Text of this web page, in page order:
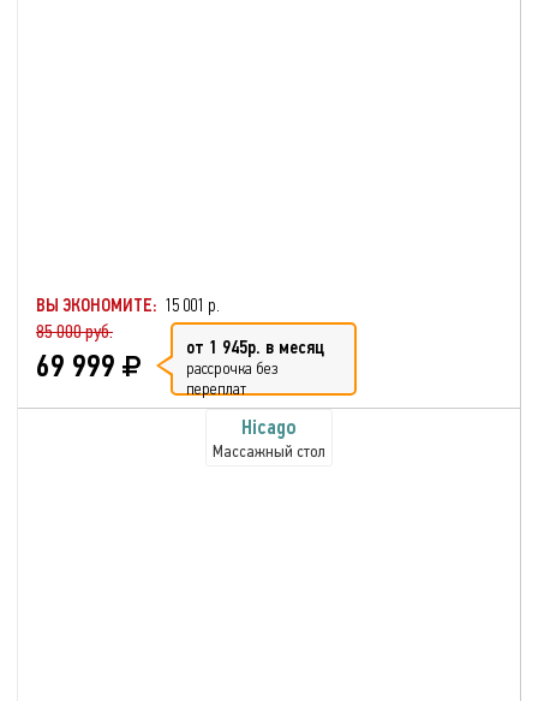
ВЫ ЭКОНОМИТЕ: 15 001 р.
85 000 руб.
69 999 от 1 945р. в месяц
рассрочка без
переплат
Hicago
Массажный стол